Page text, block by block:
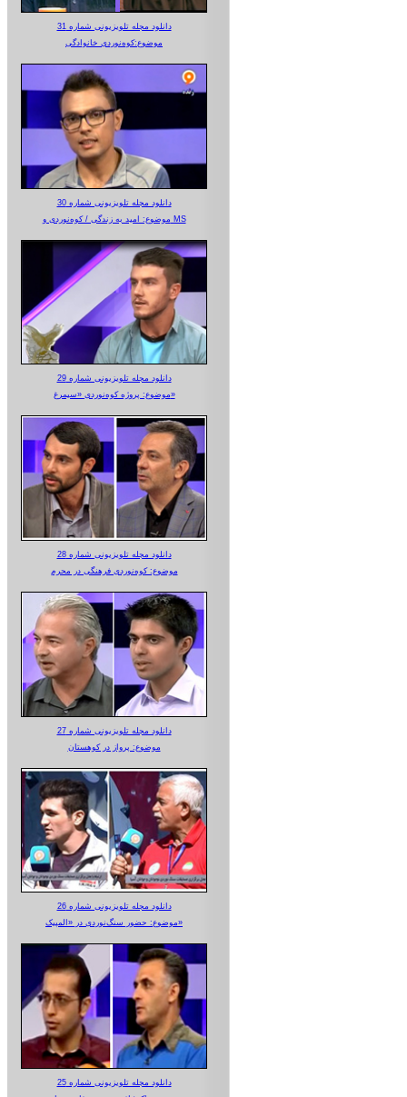
دانلود مجله تلویزیونی شماره 31
موضوع:کوه‌نوردی خانوادگی
دانلود مجله تلویزیونی شماره 30
موضوع: امید به زندگی / کوه‌نوردی و MS
دانلود مجله تلویزیونی شماره 29
موضوع: پروژه کوه‌نوردی «سیمرغ»
دانلود مجله تلویزیونی شماره 28
موضوع: کوه‌نوردی فرهنگی در محرم
دانلود مجله تلویزیونی شماره 27
موضوع: پرواز در کوهستان
دانلود مجله تلویزیونی شماره 26
موضوع: حضور سنگ‌نوردی در «المپیک»
دانلود مجله تلویزیونی شماره 25